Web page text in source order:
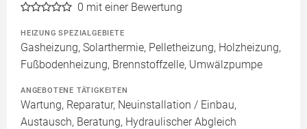
0 mit einer Bewertung
HEIZUNG SPEZIALGEBIETE
Gasheizung, Solarthermie, Pelletheizung, Holzheizung,
Fußbodenheizung, Brennstoffzelle, Umwälzpumpe
ANGEBOTENE TÄTIGKEITEN
Wartung, Reparatur, Neuinstallation / Einbau,
Austausch, Beratung, Hydraulischer Abgleich